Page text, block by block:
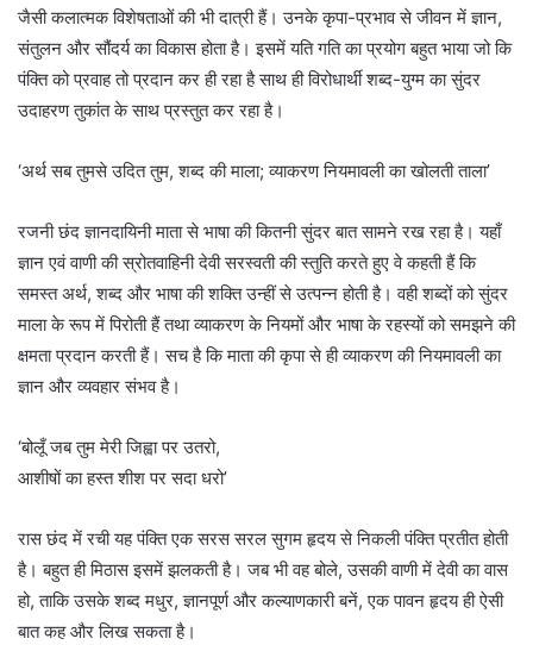
जैसी कलात्मक विशेषताओं की भी दात्री हैं। उनके कृपा-प्रभाव से जीवन में ज्ञान,
संतुलन और सौंदर्य का विकास होता है। इसमें यति गति का प्रयोग बहुत भाया जो कि
पंक्ति को प्रवाह तो प्रदान कर ही रहा है साथ ही विरोधार्थी शब्द-युग्म का सुंदर
उदाहरण तुकांत के साथ प्रस्तुत कर रहा है।
‘अर्थ सब तुमसे उदित तुम, शब्द की माला; व्याकरण नियमावली का खोलती ताला’
रजनी छंद ज्ञानदायिनी माता से भाषा की कितनी सुंदर बात सामने रख रहा है। यहाँ
ज्ञान एवं वाणी की स्रोतवाहिनी देवी सरस्वती की स्तुति करते हुए वे कहती हैं कि
समस्त अर्थ, शब्द और भाषा की शक्ति उन्हीं से उत्पन्न होती है। वही शब्दों को सुंदर
माला के रूप में पिरोती हैं तथा व्याकरण के नियमों और भाषा के रहस्यों को समझने की
क्षमता प्रदान करती हैं। सच है कि माता की कृपा से ही व्याकरण की नियमावली का
ज्ञान और व्यवहार संभव है।
‘बोलूँ जब तुम मेरी जिह्वा पर उतरो,
आशीषों का हस्त शीश पर सदा धरो’
रास छंद में रची यह पंक्ति एक सरस सरल सुगम हृदय से निकली पंक्ति प्रतीत होती
है। बहुत ही मिठास इसमें झलकती है। जब भी वह बोले, उसकी वाणी में देवी का वास
हो, ताकि उसके शब्द मधुर, ज्ञानपूर्ण और कल्याणकारी बनें, एक पावन हृदय ही ऐसी
बात कह और लिख सकता है।